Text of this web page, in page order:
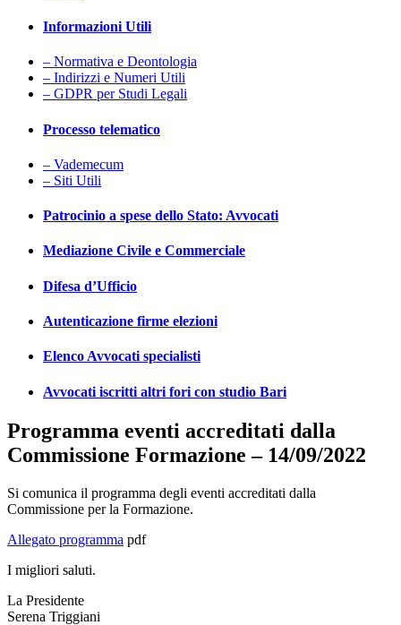
Informazioni Utili
– Normativa e Deontologia
– Indirizzi e Numeri Utili
– GDPR per Studi Legali
Processo telematico
– Vademecum
– Siti Utili
Patrocinio a spese dello Stato: Avvocati
Mediazione Civile e Commerciale
Difesa d’Ufficio
Autenticazione firme elezioni
Elenco Avvocati specialisti
Avvocati iscritti altri fori con studio Bari
Programma eventi accreditati dalla
Commissione Formazione – 14/09/2022
Si comunica il programma degli eventi accreditati dalla
Commissione per la Formazione.
Allegato programma pdf
I migliori saluti.
La Presidente
Serena Triggiani